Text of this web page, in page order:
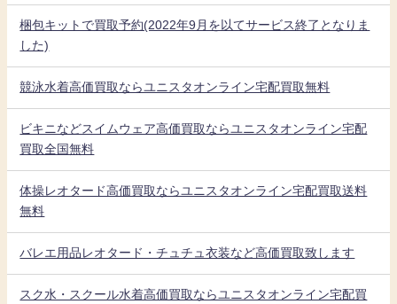
梱包キットで買取予約(2022年9月を以てサービス終了となりま
した)
競泳水着高価買取ならユニスタオンライン宅配買取無料
ビキニなどスイムウェア高価買取ならユニスタオンライン宅配
買取全国無料
体操レオタード高価買取ならユニスタオンライン宅配買取送料
無料
バレエ用品レオタード・チュチュ衣装など高価買取致します
スク水・スクール水着高価買取ならユニスタオンライン宅配買